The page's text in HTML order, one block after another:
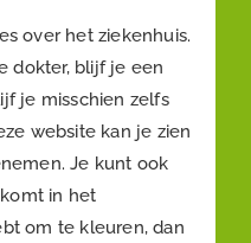
over het ziekenhuis.
dokter, blijf je een
je misschien zelfs
website kan je zien
Je kunt ook
in het
om te kleuren, dan